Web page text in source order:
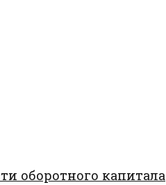
оборотного капитала